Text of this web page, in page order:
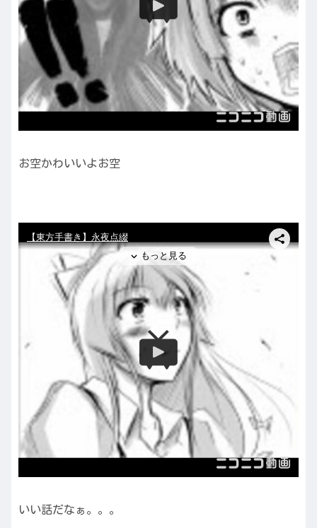
お空かわいいよお空
いい話だなぁ。。。